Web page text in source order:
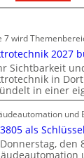
t
i
n
d
e
r
I
m
T
k
o
m
m
i
k
7 wird
2027
Sichtbarkeit
in
in einer
und
als
den